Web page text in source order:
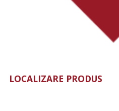
LOCALIZARE PRODUS